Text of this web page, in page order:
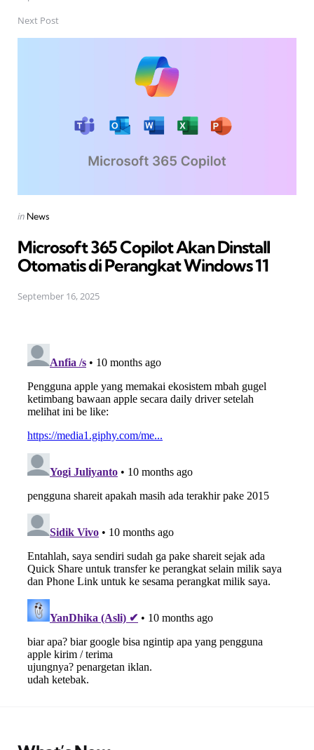
Next Post
Posted
in News
Microsoft 365 Copilot Akan Dinstall
Otomatis di Perangkat Windows 11
September 16, 2025